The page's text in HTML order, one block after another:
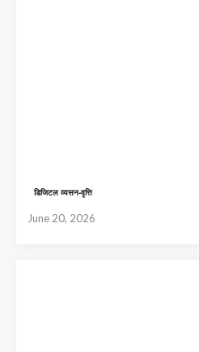
डिजिटल व्यसन-वृत्ति
June 20, 2026